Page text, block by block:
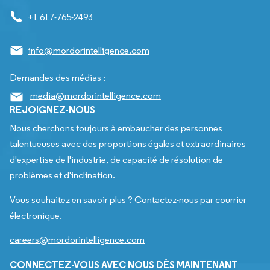
+1 617-765-2493
info@mordorintelligence.com
Demandes des médias :
media@mordorintelligence.com
REJOIGNEZ-NOUS
Nous cherchons toujours à embaucher des personnes
talentueuses avec des proportions égales et extraordinaires
d'expertise de l'industrie, de capacité de résolution de
problèmes et d'inclination.
Vous souhaitez en savoir plus ? Contactez-nous par courrier
électronique.
careers@mordorintelligence.com
CONNECTEZ-VOUS AVEC NOUS DÈS MAINTENANT